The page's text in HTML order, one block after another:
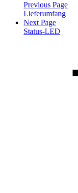
Previous Page
Lieferumfang
Next Page
Status-LED